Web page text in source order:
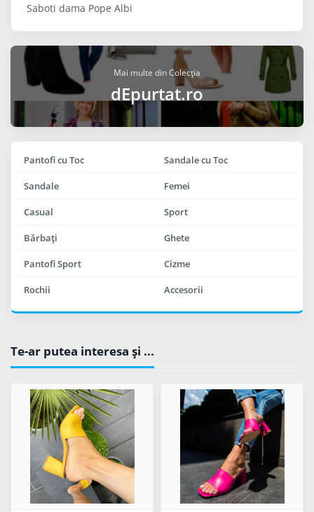
Saboti dama Pope Albi
Mai multe din Colecția
dEpurtat.ro
Pantofi cu Toc Sandale cu Toc
Sandale Femei
Casual Sport
Bărbaţi Ghete
Pantofi Sport Cizme
Rochii Accesorii
Te-ar putea interesa şi ...